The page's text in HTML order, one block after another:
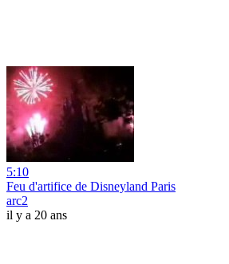
5:10
Feu d'artifice de Disneyland Paris
arc2
il y a 20 ans